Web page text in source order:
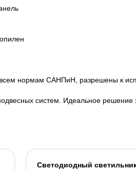
нормам САНПиН, разрешены к
систем. Идеальное
Светодиодный